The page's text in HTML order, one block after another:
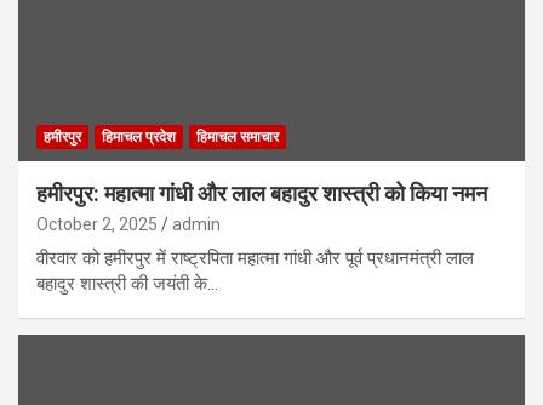
हमीरपुर हिमाचल प्रदेश हिमाचल समाचार
हमीरपुर: महात्मा गांधी और लाल बहादुर शास्त्री को किया नमन
October 2, 2025 admin
वीरवार को हमीरपुर में राष्ट्रपिता महात्मा गांधी और पूर्व प्रधानमंत्री लाल
बहादुर शास्त्री की जयंती के…